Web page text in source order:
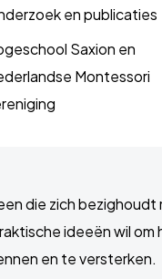
en publicaties
Saxion en
Montessori
die zich bezighoudt
ideeën wil om
en te versterken.